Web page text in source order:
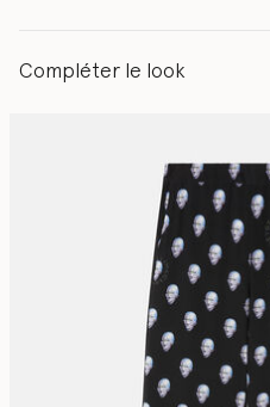
Compléter le look